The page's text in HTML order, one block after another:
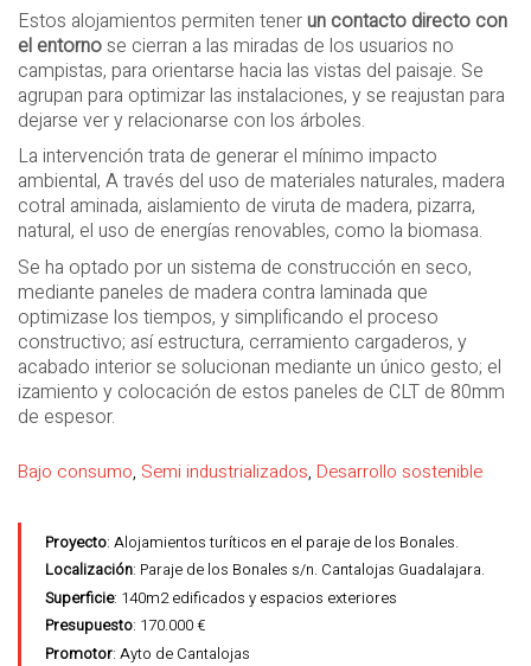
Estos alojamientos permiten tener un contacto directo con
el entornose cierran a las miradas de los usuarios no
campistas, para orientarse hacia las vistas del paisaje. Se
agrupan para optimizar las instalaciones, y se reajustan para
dejarse ver y relacionarse con los árboles.
La intervención trata de generar el mínimo impacto
ambiental, A través del uso de materiales naturales, madera
cotral aminada, aislamiento de viruta de madera, pizarra,
natural, el uso de energías renovables, como la biomasa.
Se ha optado por un sistema de construcción en seco,
mediante paneles de madera contra laminada que
optimizase los tiempos, y simplificando el proceso
constructivo; así estructura, cerramiento cargaderos, y
acabado interior se solucionan mediante un único gesto; el
izamiento y colocación de estos paneles de CLT de 80mm
de espesor.
Bajo consumo, Semi industrializados, Desarrollo sostenible
Proyecto: Alojamientos turíticos en el paraje de los Bonales.
Localización: Paraje de los Bonales s/n. Cantalojas Guadalajara.
Superficie: 140m2 edificados y espacios exteriores
Presupuesto: 170.000 €
Promotor: Ayto de Cantalojas